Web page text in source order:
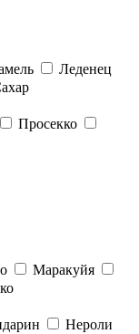
Леденец
Просекко
Маракуйя
Нероли